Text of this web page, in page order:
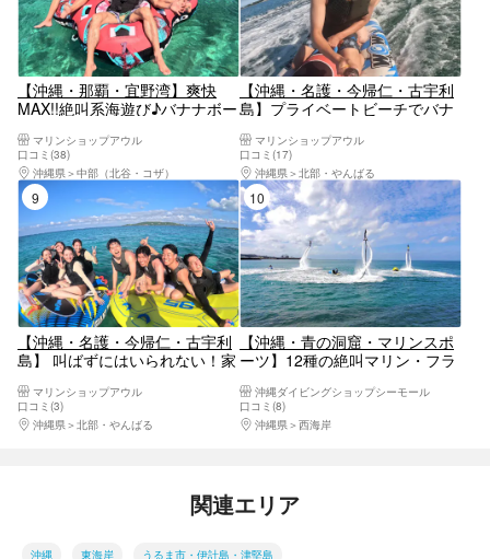
【沖縄・那覇・宜野湾】爽快
MAX!!絶叫系海遊び♪バナナボー
キー体験など!!当日現地で2点選
べる大人気プラン『Aプラン♪』
マリンショップアウル
口コミ(38)
沖縄県
中部（北谷・コザ）
【沖縄・名護・今帰仁・古宇利
島】プライベートビーチでバナ
を当日現地で選び放題！夏の思
い出を、自分好みにカスタマイ
ズ。大満足の『Bプラン ♪』
マリンショップアウル
口コミ(17)
沖縄県
北部・やんばる
9位
【沖縄・名護・今帰仁・古宇利
島】 叫ばずにはいられない！家
リンレジャー♪『絶叫系3点セッ
ト団体様プラン』
マリンショップアウル
口コミ(3)
沖縄県
北部・やんばる
10位
【沖縄・青の洞窟・マリンスポ
ーツ】12種の絶叫マリン・フラ
たい放題＆青の洞窟シュノーケ
リング★写真＆餌付け付
沖縄ダイビングショップシーモール
口コミ(8)
沖縄県
西海岸
関連エリア
沖縄 東海岸 うるま市・伊計島・津堅島